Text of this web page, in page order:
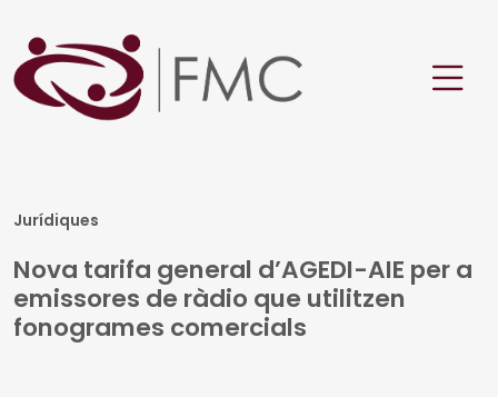
Jurídiques
Nova tarifa general d’AGEDI-AIE per a
emissores de ràdio que utilitzen
fonogrames comercials